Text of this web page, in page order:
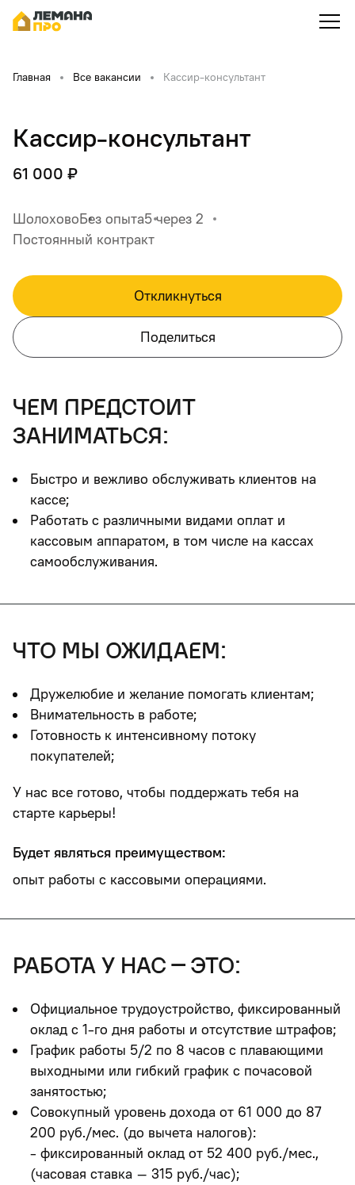
Главная Все вакансии Кассир-консультант
Кассир-консультант
61 000 ₽
ШолоховоБез опыта5 через 2
Постоянный контракт
Откликнуться
Поделиться
чем предстоит
заниматься:
Быстро и вежливо обслуживать клиентов на
кассе;
Работать с различными видами оплат и
кассовым аппаратом, в том числе на кассах
самообслуживания.
что мы ожидаем:
Дружелюбие и желание помогать клиентам;
Внимательность в работе;
Готовность к интенсивному потоку
покупателей;
У нас все готово, чтобы поддержать тебя на
старте карьеры!
Будет являться преимуществом:
опыт работы с кассовыми операциями.
работа у нас – это:
Официальное трудоустройство, фиксированный
оклад с 1-го дня работы и отсутствие штрафов;
График работы 5/2 по 8 часов с плавающими
выходными или гибкий график с почасовой
занятостью;
Совокупный уровень дохода от 61 000 до 87
200 руб./мес. (до вычета налогов):
- фиксированный оклад от 52 400 руб./мес.,
(часовая ставка – 315 руб./час);